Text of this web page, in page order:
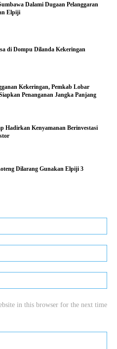
Dalami Dugaan Pelanggaran
Elpiji
di Dompu Dilanda Kekeringan
Kekeringan, Pemkab Lobar
Penanganan Jangka Panjang
Hadirkan Kenyamanan Berinvestasi
Dilarang Gunakan Elpiji 3
in this browser for the next time